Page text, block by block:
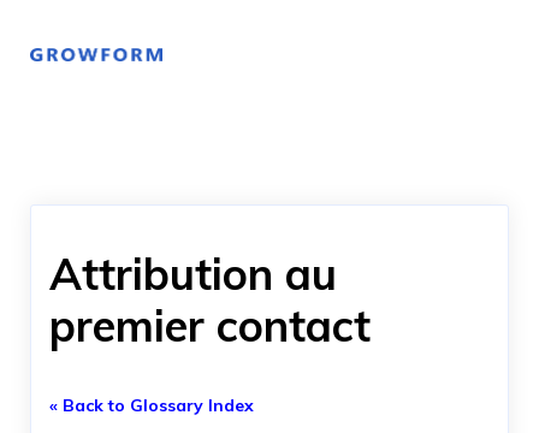
Attribution au
premier contact
« Back to Glossary Index